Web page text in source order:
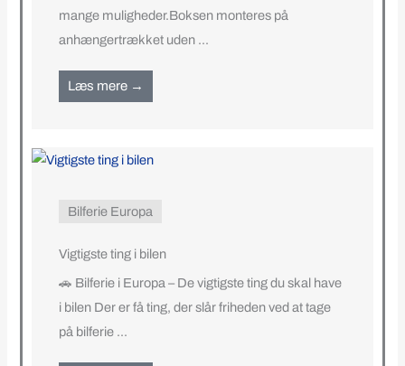
mange muligheder.Boksen monteres på
anhængertrækket uden ...
Læs mere →
Bilferie Europa
Vigtigste ting i bilen
🚗 Bilferie i Europa – De vigtigste ting du skal have
i bilen Der er få ting, der slår friheden ved at tage
på bilferie ...